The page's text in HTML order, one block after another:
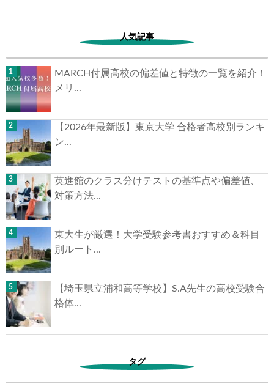
人気記事
MARCH付属高校の偏差値と特徴の一覧を紹介！
メリ...
【2026年最新版】東京大学 合格者高校別ランキ
ン...
英進館のクラス分けテストの基準点や偏差値、
対策方法...
東大生が厳選！大学受験参考書おすすめ＆科目
別ルート...
【埼玉県立浦和高等学校】S.A先生の高校受験合
格体...
タグ